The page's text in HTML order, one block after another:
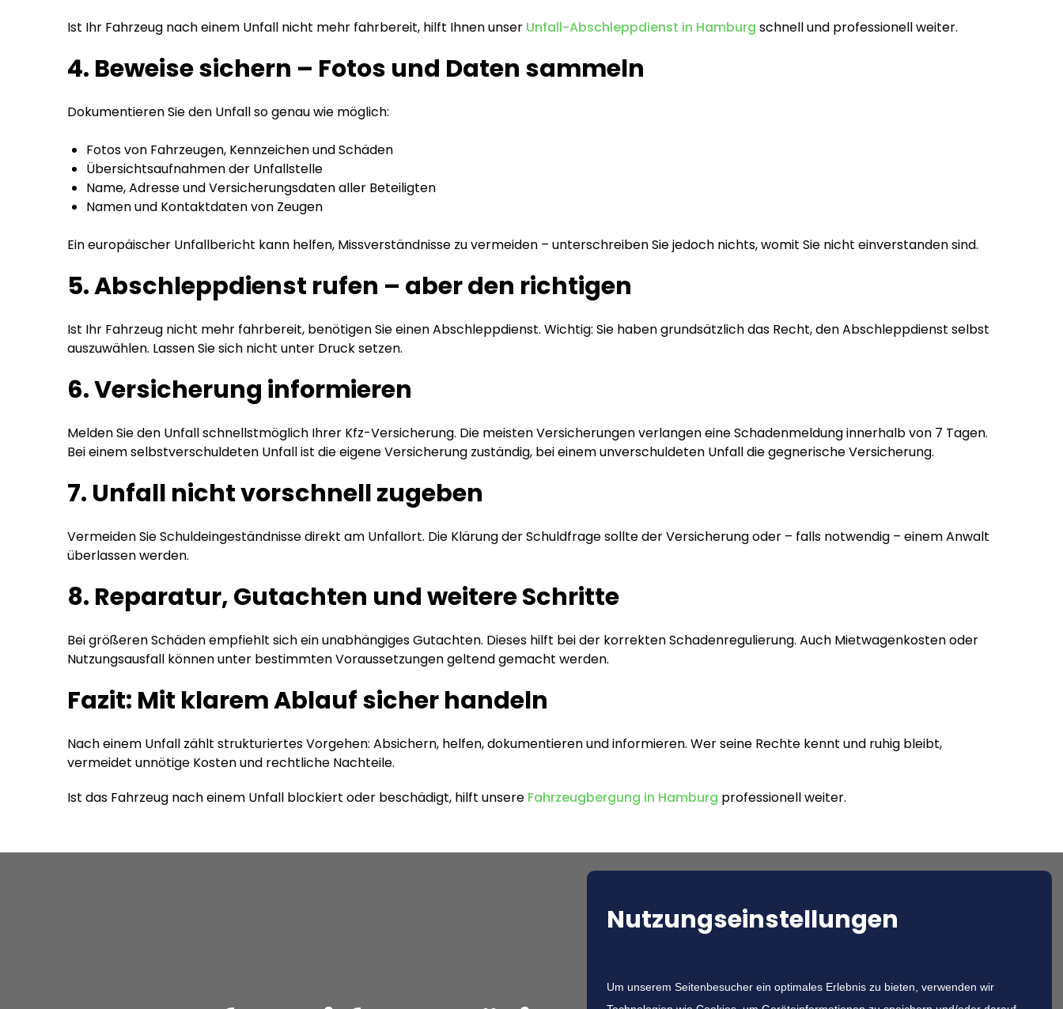
Nutzungseinstellungen
Um unserem Seitenbesucher ein optimales Erlebnis zu bieten, verwenden wir
Ist Ihr Fahrzeug nach einem Unfall nicht mehr fahrbereit, hilft Ihnen unser Unfall-Abschleppdienst in Hamburg schnell und professionell weiter.
4. Beweise sichern – Fotos und Daten sammeln
Dokumentieren Sie den Unfall so genau wie möglich:
Fotos von Fahrzeugen, Kennzeichen und Schäden
Übersichtsaufnahmen der Unfallstelle
Name, Adresse und Versicherungsdaten aller Beteiligten
Namen und Kontaktdaten von Zeugen
Ein europäischer Unfallbericht kann helfen, Missverständnisse zu vermeiden – unterschreiben Sie jedoch nichts, womit Sie nicht einverstanden sind.
5. Abschleppdienst rufen – aber den richtigen
Ist Ihr Fahrzeug nicht mehr fahrbereit, benötigen Sie einen Abschleppdienst. Wichtig: Sie haben grundsätzlich das Recht, den Abschleppdienst selbst
auszuwählen. Lassen Sie sich nicht unter Druck setzen.
6. Versicherung informieren
Melden Sie den Unfall schnellstmöglich Ihrer Kfz-Versicherung. Die meisten Versicherungen verlangen eine Schadenmeldung innerhalb von 7 Tagen.
Bei einem selbstverschuldeten Unfall ist die eigene Versicherung zuständig, bei einem unverschuldeten Unfall die gegnerische Versicherung.
7. Unfall nicht vorschnell zugeben
Vermeiden Sie Schuldeingeständnisse direkt am Unfallort. Die Klärung der Schuldfrage sollte der Versicherung oder – falls notwendig – einem Anwalt
überlassen werden.
8. Reparatur, Gutachten und weitere Schritte
Bei größeren Schäden empfiehlt sich ein unabhängiges Gutachten. Dieses hilft bei der korrekten Schadenregulierung. Auch Mietwagenkosten oder
Nutzungsausfall können unter bestimmten Voraussetzungen geltend gemacht werden.
Fazit: Mit klarem Ablauf sicher handeln
Nach einem Unfall zählt strukturiertes Vorgehen: Absichern, helfen, dokumentieren und informieren. Wer seine Rechte kennt und ruhig bleibt,
vermeidet unnötige Kosten und rechtliche Nachteile.
Ist das Fahrzeug nach einem Unfall blockiert oder beschädigt, hilft unsere Fahrzeugbergung in Hamburg professionell weiter.